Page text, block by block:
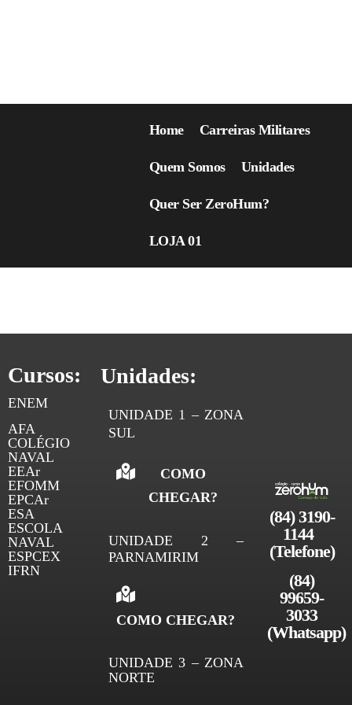
Home Carreiras Militares
Quem Somos Unidades
Quer Ser ZeroHum?
LOJA 01
Cursos:
ENEM
AFA
COLÉGIO
NAVAL
EEAr
EFOMM
EPCAr
ESA
ESCOLA
NAVAL
ESPCEX
IFRN
Unidades:
UNIDADE 1 – ZONA
SUL
COMO
CHEGAR?
UNIDADE 2 –
PARNAMIRIM
COMO CHEGAR?
UNIDADE 3 – ZONA
NORTE
(84) 3190-
1144
(Telefone)
(84)
99659-
3033
(Whatsapp)